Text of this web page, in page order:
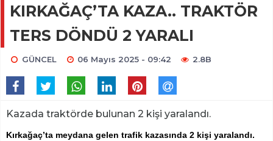
KIRKAĞAÇ’TA KAZA.. TRAKTÖR
TERS DÖNDÜ 2 YARALI
GÜNCEL 06 Mayıs 2025 - 09:42 2.8B
Kazada traktörde bulunan 2 kişi yaralandı.
Kırkağaç’ta meydana gelen trafik kazasında 2 kişi yaralandı.